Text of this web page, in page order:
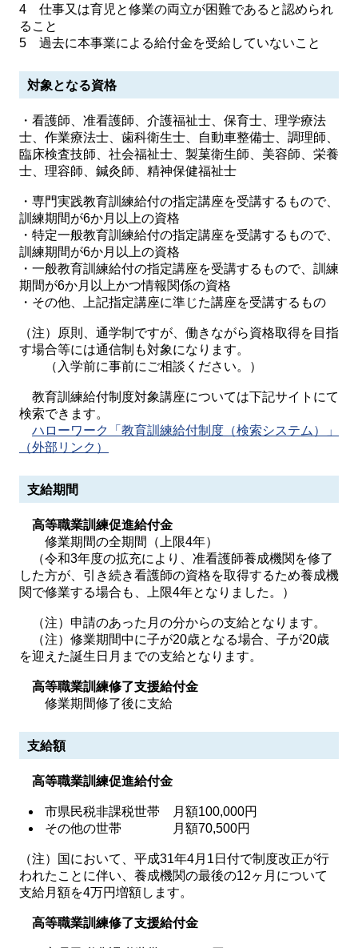
4 仕事又は育児と修業の両立が困難であると認められ
ること
5 過去に本事業による給付金を受給していないこと
対象となる資格
・看護師、准看護師、介護福祉士、保育士、理学療法
士、作業療法士、歯科衛生士、自動車整備士、調理師、
臨床検査技師、社会福祉士、製菓衛生師、美容師、栄養
士、理容師、鍼灸師、精神保健福祉士
・専門実践教育訓練給付の指定講座を受講するもので、
訓練期間が6か月以上の資格
・特定一般教育訓練給付の指定講座を受講するもので、
訓練期間が6か月以上の資格
・一般教育訓練給付の指定講座を受講するもので、訓練
期間が6か月以上かつ情報関係の資格
・その他、上記指定講座に準じた講座を受講するもの
（注）原則、通学制ですが、働きながら資格取得を目指
す場合等には通信制も対象になります。
（入学前に事前にご相談ください。）
教育訓練給付制度対象講座については下記サイトにて
検索できます。
ハローワーク「教育訓練給付制度（検索システム）」
（外部リンク）
支給期間
高等職業訓練促進給付金
修業期間の全期間（上限4年）
（令和3年度の拡充により、准看護師養成機関を修了
した方が、引き続き看護師の資格を取得するため養成機
関で修業する場合も、上限4年となりました。）
（注）申請のあった月の分からの支給となります。
（注）修業期間中に子が20歳となる場合、子が20歳
を迎えた誕生日月までの支給となります。
高等職業訓練修了支援給付金
修業期間修了後に支給
支給額
高等職業訓練促進給付金
市県民税非課税世帯 月額100,000円
その他の世帯 月額70,500円
（注）国において、平成31年4月1日付で制度改正が行
われたことに伴い、養成機関の最後の12ヶ月について
支給月額を4万円増額します。
高等職業訓練修了支援給付金